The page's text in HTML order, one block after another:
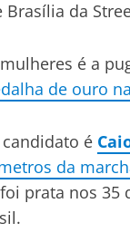
da
é a
de ouro
é
da
prata nos